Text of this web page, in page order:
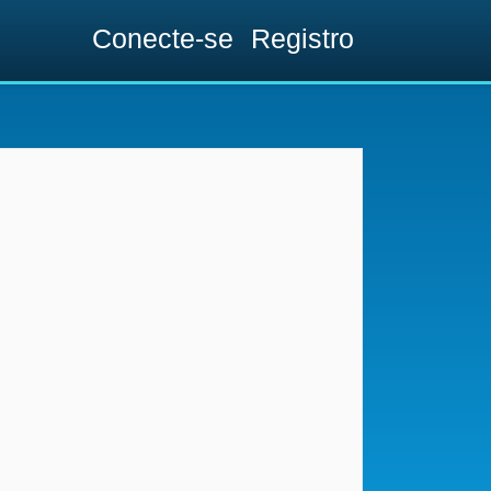
Conecte-se Registro